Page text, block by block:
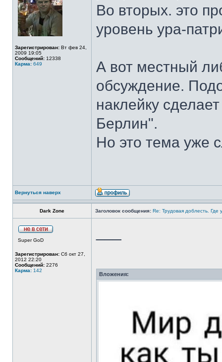
Зарегистрирован: Вт фев 24,
2009 19:05
Сообщений: 12338
Карма: 649
Во вторых. это
уровень ура-
А вот местный
обсуждение.
наклейку
Берлин".
Но это тема уже
Вернуться наверх
Dark Zone Заголовок сообщения: Re: Трудовая доблесть. Где
Super GoD
Зарегистрирован: Сб окт 27,
2012 22:20
Сообщений: 2276
Карма: 142
Вложения: